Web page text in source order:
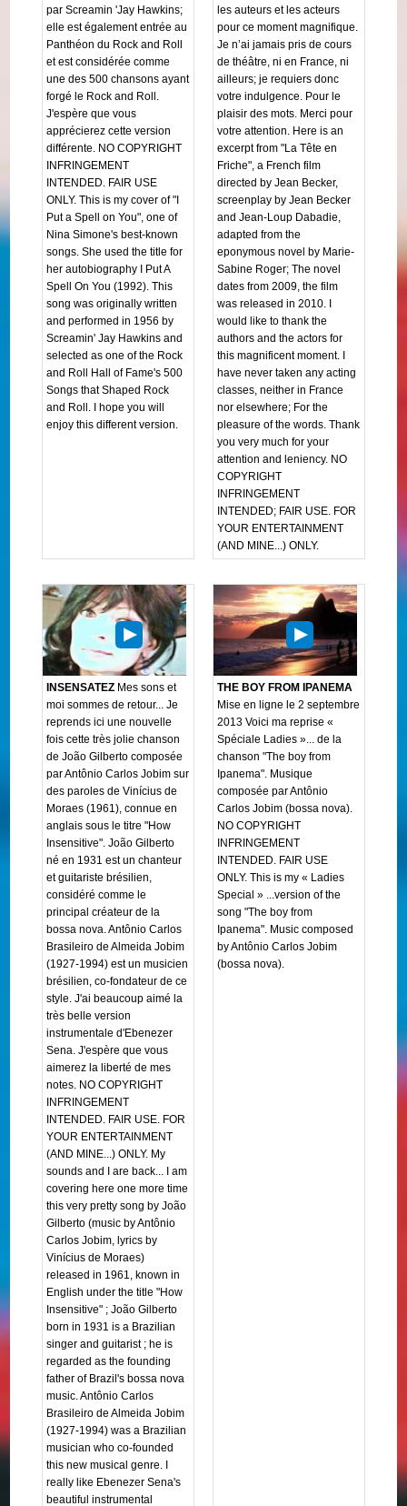
par Screamin 'Jay Hawkins;
elle est également entrée au
Panthéon du Rock and Roll
et est considérée comme
une des 500 chansons ayant
forgé le Rock and Roll.
J'espère que vous
apprécierez cette version
différente. NO COPYRIGHT
INFRINGEMENT
INTENDED. FAIR USE
ONLY. This is my cover of "I
Put a Spell on You", one of
Nina Simone's best-known
songs. She used the title for
her autobiography I Put A
Spell On You (1992). This
song was originally written
and performed in 1956 by
Screamin' Jay Hawkins and
selected as one of the Rock
and Roll Hall of Fame's 500
Songs that Shaped Rock
and Roll. I hope you will
enjoy this different version.
les auteurs et les acteurs
pour ce moment magnifique.
Je n’ai jamais pris de cours
de théâtre, ni en France, ni
ailleurs; je requiers donc
votre indulgence. Pour le
plaisir des mots. Merci pour
votre attention. Here is an
excerpt from "La Tête en
Friche", a French film
directed by Jean Becker,
screenplay by Jean Becker
and Jean-Loup Dabadie,
adapted from the
eponymous novel by Marie-
Sabine Roger; The novel
dates from 2009, the film
was released in 2010. I
would like to thank the
authors and the actors for
this magnificent moment. I
have never taken any acting
classes, neither in France
nor elsewhere; For the
pleasure of the words. Thank
you very much for your
attention and leniency. NO
COPYRIGHT
INFRINGEMENT
INTENDED; FAIR USE. FOR
YOUR ENTERTAINMENT
(AND MINE...) ONLY.
INSENSATEZ Mes sons et
moi sommes de retour... Je
reprends ici une nouvelle
fois cette très jolie chanson
de João Gilberto composée
par Antônio Carlos Jobim sur
des paroles de Vinícius de
Moraes (1961), connue en
anglais sous le titre "How
Insensitive". João Gilberto
né en 1931 est un chanteur
et guitariste brésilien,
considéré comme le
principal créateur de la
bossa nova. Antônio Carlos
Brasileiro de Almeida Jobim
(1927-1994) est un musicien
brésilien, co-fondateur de ce
style. J'ai beaucoup aimé la
très belle version
instrumentale d'Ebenezer
Sena. J'espère que vous
aimerez la liberté de mes
notes. NO COPYRIGHT
INFRINGEMENT
INTENDED. FAIR USE. FOR
YOUR ENTERTAINMENT
(AND MINE...) ONLY. My
sounds and I are back... I am
covering here one more time
this very pretty song by João
Gilberto (music by Antônio
Carlos Jobim, lyrics by
Vinícius de Moraes)
released in 1961, known in
English under the title "How
Insensitive" ; João Gilberto
born in 1931 is a Brazilian
singer and guitarist ; he is
regarded as the founding
father of Brazil's bossa nova
music. Antônio Carlos
Brasileiro de Almeida Jobim
(1927-1994) was a Brazilian
musician who co-founded
this new musical genre. I
really like Ebenezer Sena's
beautiful instrumental
THE BOY FROM IPANEMA
Mise en ligne le 2 septembre
2013 Voici ma reprise «
Spéciale Ladies »... de la
chanson "The boy from
Ipanema". Musique
composée par Antônio
Carlos Jobim (bossa nova).
NO COPYRIGHT
INFRINGEMENT
INTENDED. FAIR USE
ONLY. This is my « Ladies
Special » ...version of the
song "The boy from
Ipanema". Music composed
by Antônio Carlos Jobim
(bossa nova).